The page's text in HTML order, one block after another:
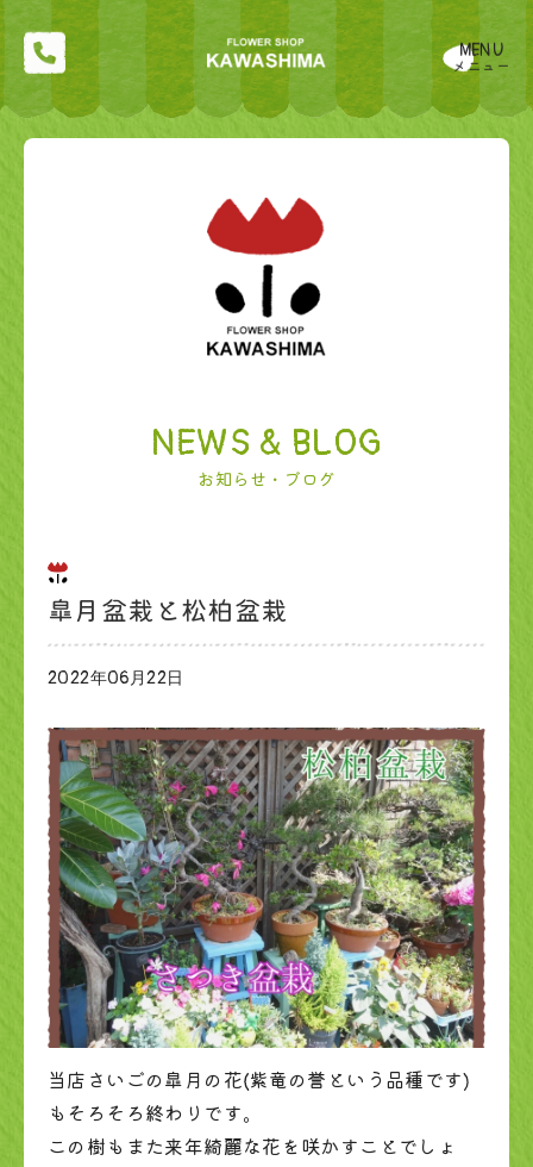
MENU
メニュー
NEWS & BLOG
お知らせ・ブログ
皐月盆栽と松柏盆栽
2022年06月22日
当店さいごの皐月の花(紫竜の誉という品種です)
もそろそろ終わりです。
この樹もまた来年綺麗な花を咲かすことでしょ